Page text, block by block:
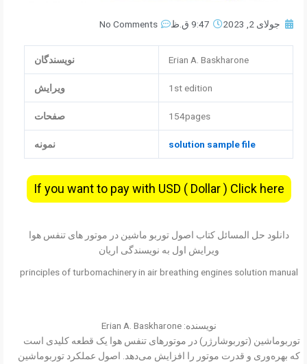
جولای 2, 2023 9:47 ق.ظ No Comments
Erian A. Baskharone نویسندگان
1st edition ویرایش
154pages صفحات
solution sample file نمونه
If you want to pay with USD ( Dollar ) Click here
دانلود حل المسائل کتاب اصول توربو ماشین در موتور های تنفس هوا
ویرایش اول به نویسندگی اریان
principles of turbomachinery in air breathing engines solution manual
نویسنده: Erian A. Baskharone
توربوماشین (توربوشارژر) در موتورهای تنفس هوا یک قطعه کلیدی است
که بهره‌وری و قدرت موتور را افزایش می‌دهد. اصول عملکرد توربوماشین